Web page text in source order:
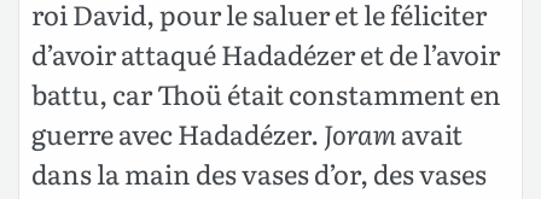
roi David, pour le saluer et le féliciter
d’avoir attaqué Hadadézer et de l’avoir
battu, car Thoü était constamment en
guerre avec Hadadézer.Joramavait
dans la main des vases d’or, des vases